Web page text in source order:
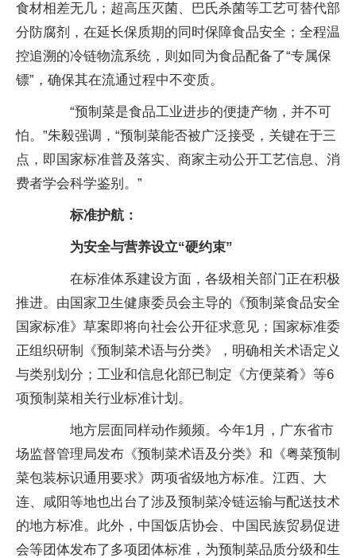
食材相差无几；超高压灭菌、巴氏杀菌等工艺可替代部
分防腐剂，在延长保质期的同时保障食品安全；全程温
控追溯的冷链物流系统，则如同为食品配备了“专属保
镖”，确保其在流通过程中不变质。
“预制菜是食品工业进步的便捷产物，并不可
怕。”朱毅强调，“预制菜能否被广泛接受，关键在于三
点，即国家标准普及落实、商家主动公开工艺信息、消
费者学会科学鉴别。”
标准护航：
为安全与营养设立“硬约束”
在标准体系建设方面，各级相关部门正在积极
推进。由国家卫生健康委员会主导的《预制菜食品安全
国家标准》草案即将向社会公开征求意见；国家标准委
正组织研制《预制菜术语与分类》，明确相关术语定义
与类别划分；工业和信息化部已制定《方便菜肴》等6
项预制菜相关行业标准计划。
地方层面同样动作频频。今年1月，广东省市
场监督管理局发布《预制菜术语及分类》和《粤菜预制
菜包装标识通用要求》两项省级地方标准。江西、大
连、咸阳等地也出台了涉及预制菜冷链运输与配送技术
的地方标准。此外，中国饭店协会、中国民族贸易促进
会等团体发布了多项团体标准，为预制菜品质分级和生